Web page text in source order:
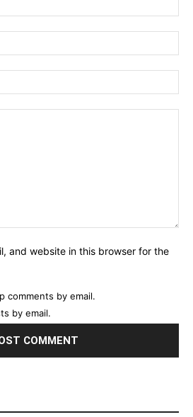
and website in this browser for the
comments by email.
by email.